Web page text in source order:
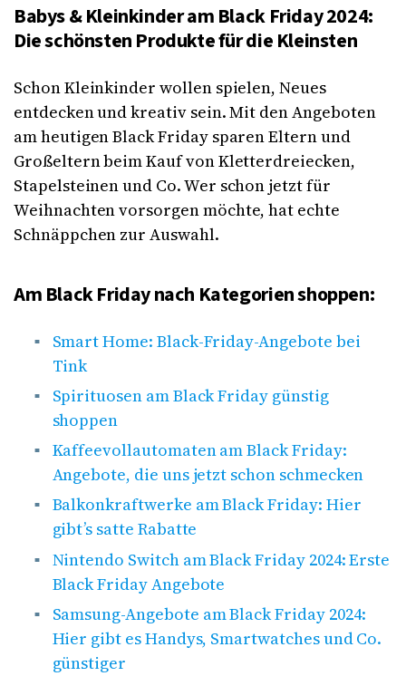
Babys & Kleinkinder am Black Friday 2024:
Die schönsten Produkte für die Kleinsten
Schon Kleinkinder wollen spielen, Neues
entdecken und kreativ sein. Mit den Angeboten
am heutigen Black Friday sparen Eltern und
Großeltern beim Kauf von Kletterdreiecken,
Stapelsteinen und Co. Wer schon jetzt für
Weihnachten vorsorgen möchte, hat echte
Schnäppchen zur Auswahl.
Am Black Friday nach Kategorien shoppen:
Smart Home: Black-Friday-Angebote bei
Tink
Spirituosen am Black Friday günstig
shoppen
Kaffeevollautomaten am Black Friday:
Angebote, die uns jetzt schon schmecken
Balkonkraftwerke am Black Friday: Hier
gibt’s satte Rabatte
Nintendo Switch am Black Friday 2024: Erste
Black Friday Angebote
Samsung-Angebote am Black Friday 2024:
Hier gibt es Handys, Smartwatches und Co.
günstiger